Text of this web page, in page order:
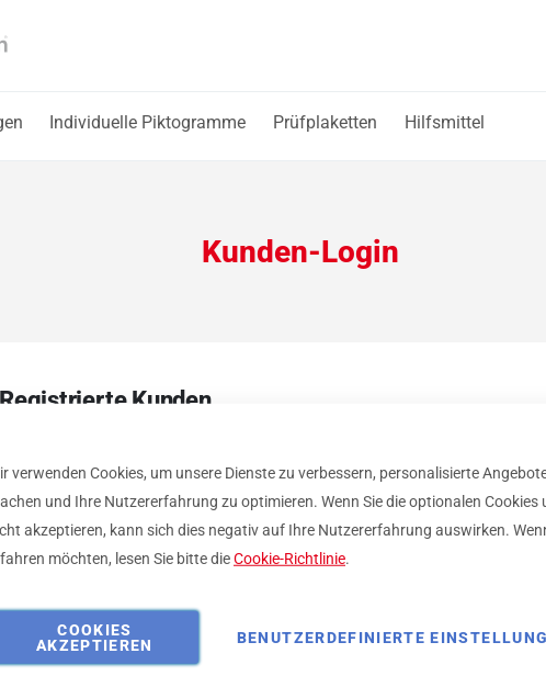
verwenden Cookies, um unsere Dienste zu verbessern, personalisierte
und Ihre Nutzererfahrung zu optimieren. Wenn Sie die optionalen Cookies
akzeptieren, kann sich dies negativ auf Ihre Nutzererfahrung auswirken.
möchten, lesen Sie bitte dieCookie-Richtlinie.
COOKIES
AKZEPTIEREN
BENUTZERDEFINIERTE
Individuelle Piktogramme Prüfplaketten Hilfsmittel
Kunden-Login
Registrierte Kunden